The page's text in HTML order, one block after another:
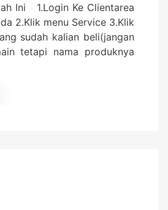
o
n
Ini 1.Login Ke Clientarea
2.Klik menu Service 3.Klik
sudah kalian beli(jangan
tetapi nama produknya